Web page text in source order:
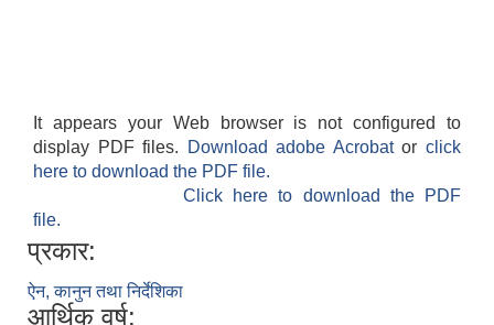
It appears your Web browser is not configured to
display PDF files.
Download adobe Acrobatorclick
here to download the PDF file.
Click here to download the PDF
file.
प्रकार:
ऐन, कानुन तथा निर्देशिका
आर्थिक वर्ष: